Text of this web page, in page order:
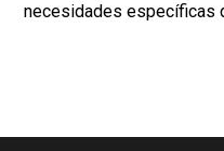
Interfaz